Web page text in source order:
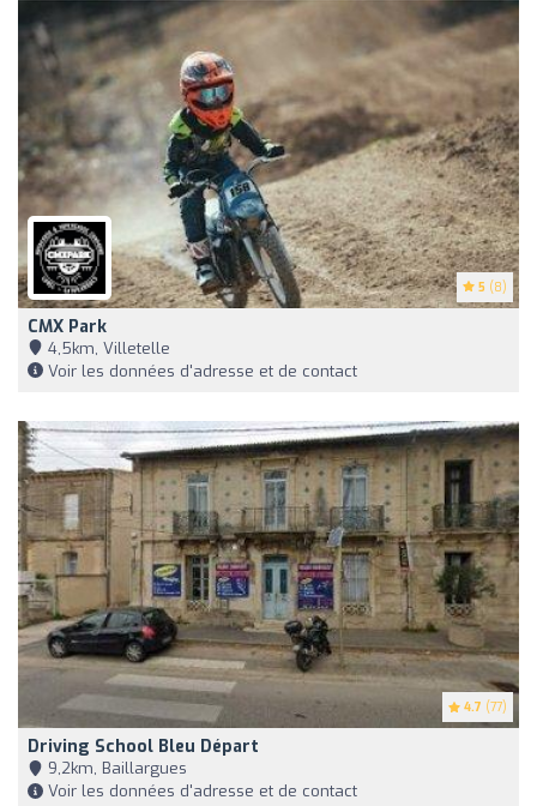
5 (8)
CMX Park
4,5km, Villetelle
Voir les données d'adresse et de contact
4.7 (77)
Driving School Bleu Départ
9,2km, Baillargues
Voir les données d'adresse et de contact